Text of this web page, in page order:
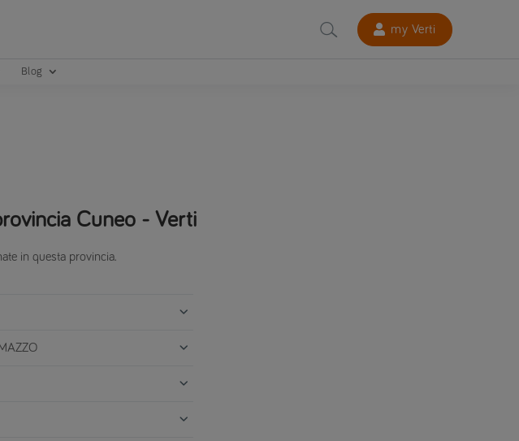
my Verti
Blog
Cuneo - Verti
in questa provincia.